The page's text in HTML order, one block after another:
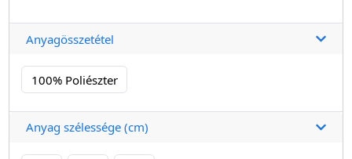
Anyagösszetétel
100% Poliészter
Anyag szélessége (cm)